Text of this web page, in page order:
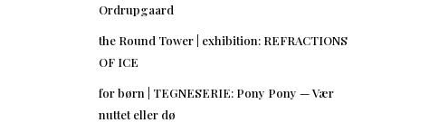
Ordrupgaard
the Round Tower | exhibition: REFRACTIONS
OF ICE
for børn | TEGNESERIE: Pony Pony — Vær
nuttet eller dø